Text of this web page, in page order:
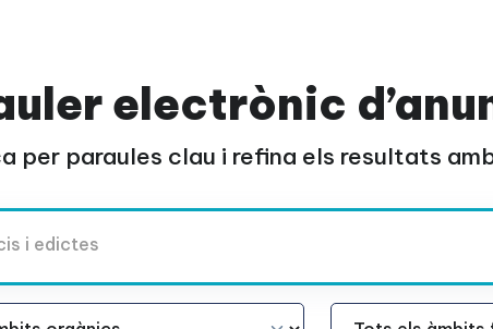
electrònic
per paraules clau i refina els resultats
Àmbit Funcional